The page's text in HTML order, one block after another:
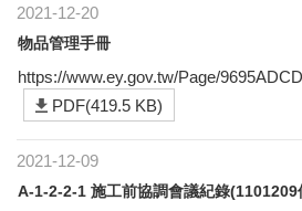
2021-12-20
物品管理手冊
https://www.ey.gov.tw/Page/
PDF(419.5 KB)
2021-12-09
A-1-2-2-1 施工前協調會議紀錄(1101209